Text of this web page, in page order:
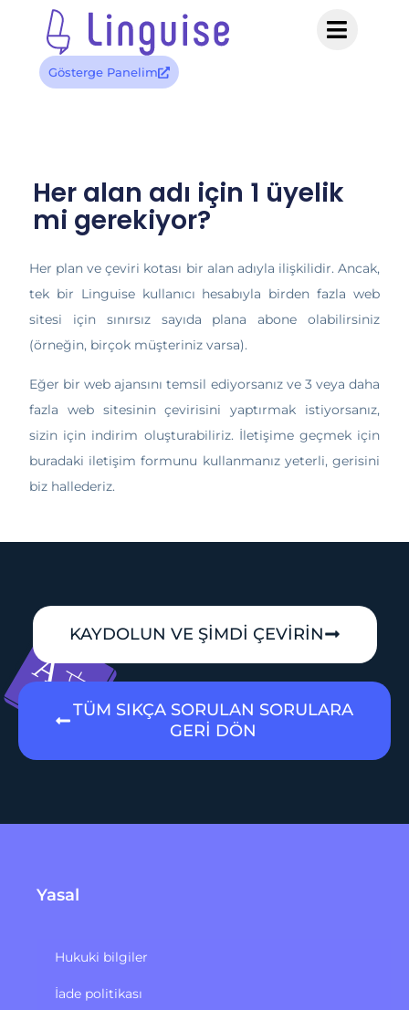
Gösterge Panelim
Her alan adı için 1 üyelik
mi gerekiyor?
Her plan ve çeviri kotası bir alan adıyla ilişkilidir. Ancak,
tek bir Linguise kullanıcı hesabıyla birden fazla web
sitesi için sınırsız sayıda plana abone olabilirsiniz
(örneğin, birçok müşteriniz varsa).
Eğer bir web ajansını temsil ediyorsanız ve 3 veya daha
fazla web sitesinin çevirisini yaptırmak istiyorsanız,
sizin için indirim oluşturabiliriz. İletişime geçmek için
buradaki iletişim formunu kullanmanız yeterli, gerisini
biz hallederiz.
KAYDOLUN VE ŞİMDİ ÇEVİRİN
TÜM SIKÇA SORULAN SORULARA
GERİ DÖN
Yasal
Hukuki bilgiler
İade politikası